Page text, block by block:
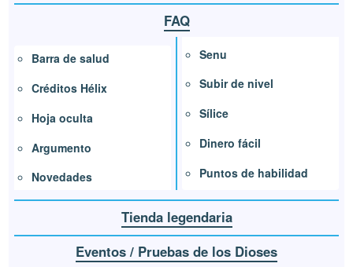
FAQ
Barra de salud
Créditos Hélix
Hoja oculta
Argumento
Novedades
Senu
Subir de nivel
Sílice
Dinero fácil
Puntos de habilidad
Tienda legendaria
Eventos / Pruebas de los Dioses